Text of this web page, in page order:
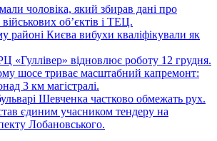
чоловіка, який збирав дані про
об’єктів і ТЕЦ.
районі Києва вибухи кваліфікували як
«Гуллівер» відновлює роботу 12 грудня.
шосе триває масштабний капремонт:
3 км магістралі.
Шевченка частково обмежать рух.
єдиним учасником тендеру на
Лобановського.